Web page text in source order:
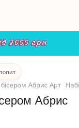
Абрис Арт
Абрис